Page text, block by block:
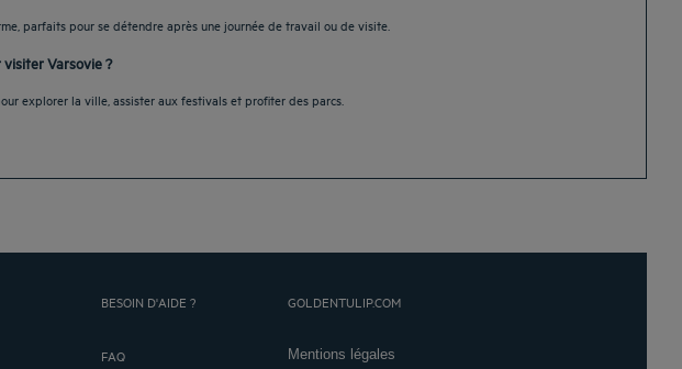
parfaits pour se détendre après une journée de travail ou de visite.
Varsovie ?
explorer la ville, assister aux festivals et profiter des parcs.
BESOIN D'AIDE ?
FAQ
GOLDENTULIP.COM
Mentions légales